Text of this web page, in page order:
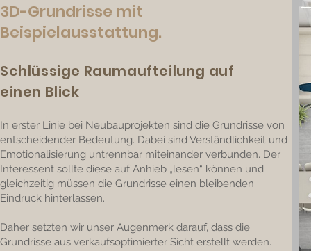
3D-Grundrisse mit
Beispielausstattung.
Schlüssige Raumaufteilung auf
einen Blick
In erster Linie bei Neubauprojekten sind die Grundrisse von
entscheidender Bedeutung. Dabei sind Verständlichkeit und
Emotionalisierung untrennbar miteinander verbunden. Der
Interessent sollte diese auf Anhieb „lesen“ können und
gleichzeitig müssen die Grundrisse einen bleibenden
Eindruck hinterlassen.
Daher setzten wir unser Augenmerk darauf, dass die
Grundrisse aus verkaufsoptimierter Sicht erstellt werden.